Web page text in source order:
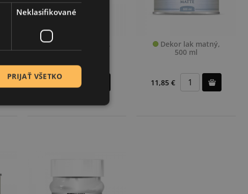
Dekor lak matný,
230 ml
7,30 €
Dekor lak matný,
500 ml
11,85 €
Neklasifikované
PRIJAŤ VŠETKO